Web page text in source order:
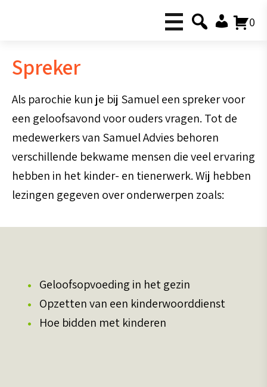
0
Spreker
Als parochie kun je bij Samuel een spreker voor
een geloofsavond voor ouders vragen. Tot de
medewerkers van Samuel Advies behoren
verschillende bekwame mensen die veel ervaring
hebben in het kinder- en tienerwerk. Wij hebben
lezingen gegeven over onderwerpen zoals:
Geloofsopvoeding in het gezin
Opzetten van een kinderwoorddienst
Hoe bidden met kinderen